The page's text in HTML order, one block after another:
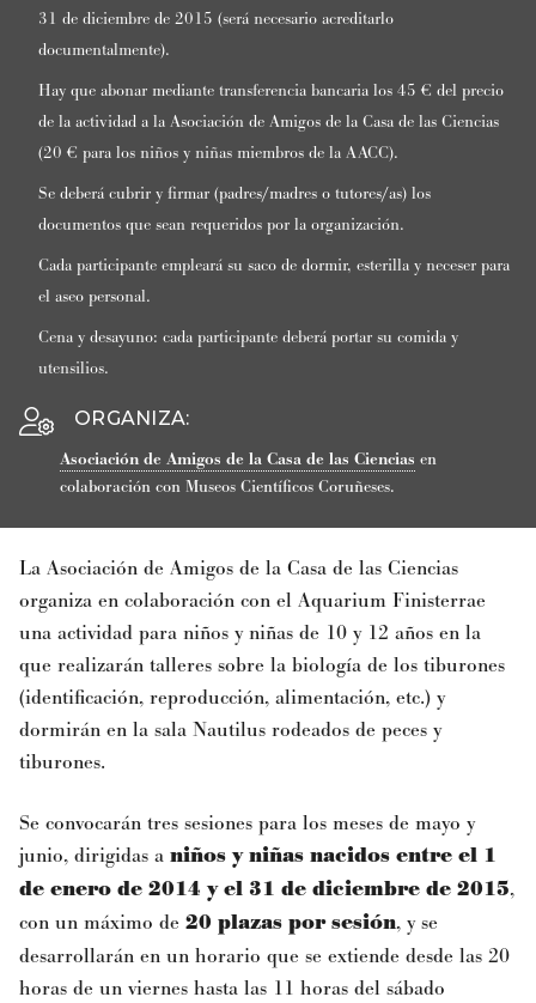
31 de diciembre de 2015 (será necesario acreditarlo
documentalmente).
Hay que abonar mediante transferencia bancaria los 45 € del precio
de la actividad a la Asociación de Amigos de la Casa de las Ciencias
(20 € para los niños y niñas miembros de la AACC).
Se deberá cubrir y firmar (padres/madres o tutores/as) los
documentos que sean requeridos por la organización.
Cada participante empleará su saco de dormir, esterilla y neceser para
el aseo personal.
Cena y desayuno: cada participante deberá portar su comida y
utensilios.
ORGANIZA:
Asociación de Amigos de la Casa de las Ciencias en
colaboración con Museos Científicos Coruñeses.
La Asociación de Amigos de la Casa de las Ciencias
organiza en colaboración con el Aquarium Finisterrae
una actividad para niños y niñas de 10 y 12 años en la
que realizarán talleres sobre la biología de los tiburones
(identificación, reproducción, alimentación, etc.) y
dormirán en la sala Nautilus rodeados de peces y
tiburones.
Se convocarán tres sesiones para los meses de mayo y
junio, dirigidas a niños y niñas nacidos entre el 1
de enero de 2014 y el 31 de diciembre de 2015,
con un máximo de 20 plazas por sesión, y se
desarrollarán en un horario que se extiende desde las 20
horas de un viernes hasta las 11 horas del sábado